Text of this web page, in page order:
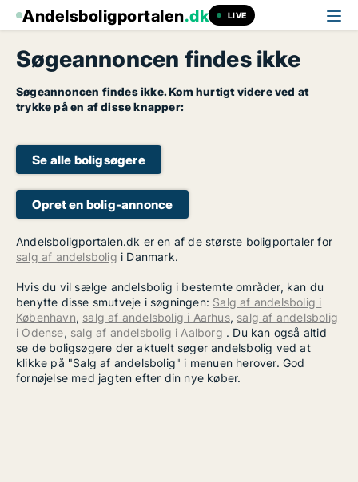
Andelsboligportalen.dk LIVE
Søgeannoncen findes ikke
Søgeannoncen findes ikke. Kom hurtigt videre ved at
trykke på en af disse knapper:
Se alle boligsøgere
Opret en bolig-annonce
Andelsboligportalen.dk er en af de største boligportaler for
salg af andelsbolig i Danmark.
Hvis du vil sælge andelsbolig i bestemte områder, kan du
benytte disse smutveje i søgningen: Salg af andelsbolig i
København, salg af andelsbolig i Aarhus, salg af andelsbolig
i Odense, salg af andelsbolig i Aalborg . Du kan også altid
se de boligsøgere der aktuelt søger andelsbolig ved at
klikke på "Salg af andelsbolig" i menuen herover. God
fornøjelse med jagten efter din nye køber.